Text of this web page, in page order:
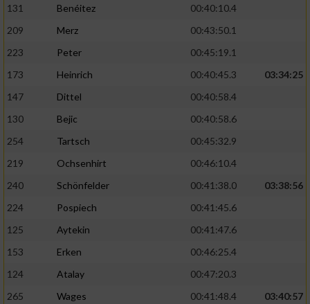
131
Benéitez
00:40:10.4
209
Merz
00:43:50.1
223
Peter
00:45:19.1
173
Heinrich 00:40:45.3
03:34:25
147
Dittel
00:40:58.4
130
Bejic
00:40:58.6
254
Tartsch
00:45:32.9
219
Ochsenhirt
00:46:10.4
240
Schönfelder 00:41:38.0
03:38:56
224
Pospiech
00:41:45.6
125
Aytekin
00:41:47.6
153
Erken
00:46:25.4
124
Atalay
00:47:20.3
265
Wages 00:41:48.4
03:40:57